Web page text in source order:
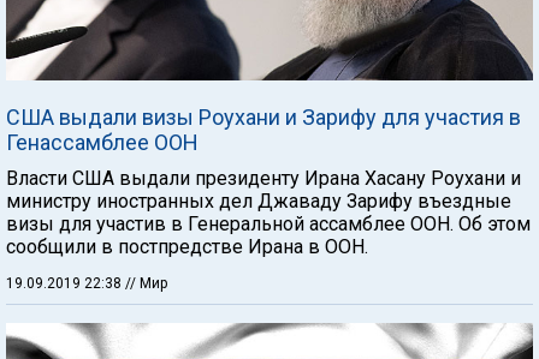
США выдали визы Роухани и Зарифу для участия в
Генассамблее ООН
Власти США выдали президенту Ирана Хасану Роухани и
министру иностранных дел Джаваду Зарифу въездные
визы для участив в Генеральной ассамблее ООН. Об этом
сообщили в постпредстве Ирана в ООН.
19.09.2019 22:38 // Мир